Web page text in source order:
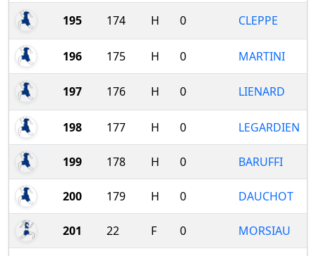
195 174 H 0 CLEPPE
196 175 H 0 MARTINI
197 176 H 0 LIENARD
198 177 H 0 LEGARDIEN
199 178 H 0 BARUFFI
200 179 H 0 DAUCHOT
201 22 F 0 MORSIAU